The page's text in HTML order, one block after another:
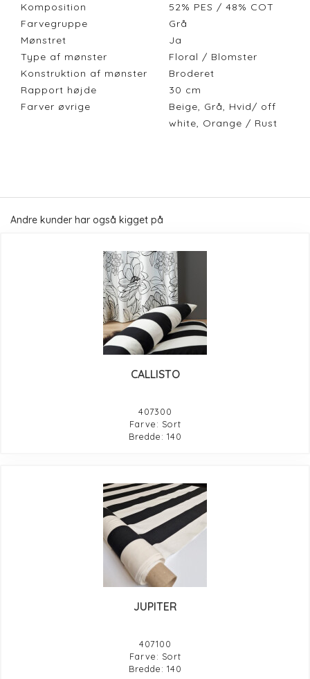
Komposition
52% PES / 48% COT
Farvegruppe
Grå
Mønstret
Ja
Type af mønster
Floral / Blomster
Konstruktion af mønster
Broderet
Rapport højde
30 cm
Farver øvrige
Beige, Grå, Hvid/ off
white, Orange / Rust
Andre kunder har også kigget på
CALLISTO
407300
Farve: Sort
Bredde: 140
JUPITER
407100
Farve: Sort
Bredde: 140